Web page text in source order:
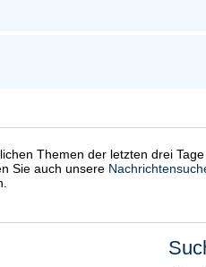
Themen der letzten drei
Sie auch unsere